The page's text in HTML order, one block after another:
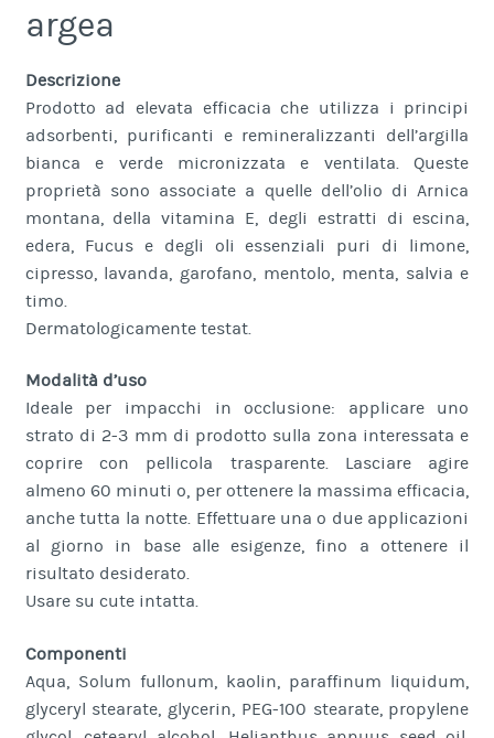
argea
Descrizione
Prodotto ad elevata efficacia che utilizza i principi
adsorbenti, purificanti e remineralizzanti dell’argilla
bianca e verde micronizzata e ventilata. Queste
proprietà sono associate a quelle dell’olio di Arnica
montana, della vitamina E, degli estratti di escina,
edera, Fucus e degli oli essenziali puri di limone,
cipresso, lavanda, garofano, mentolo, menta, salvia e
timo.
Dermatologicamente testat.
Modalità d’uso
Ideale per impacchi in occlusione: applicare uno
strato di 2-3 mm di prodotto sulla zona interessata e
coprire con pellicola trasparente. Lasciare agire
almeno 60 minuti o, per ottenere la massima efficacia,
anche tutta la notte. Effettuare una o due applicazioni
al giorno in base alle esigenze, fino a ottenere il
risultato desiderato.
Usare su cute intatta.
Componenti
Aqua, Solum fullonum, kaolin, paraffinum liquidum,
glyceryl stearate, glycerin, PEG-100 stearate, propylene